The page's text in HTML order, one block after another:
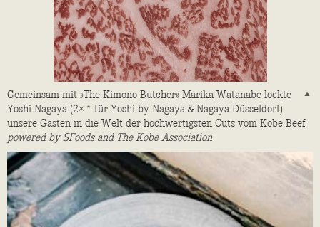
Gemeinsam mit »The Kimono Butcher« Marika Watanabe lockte
Yoshi Nagaya (2× * für Yoshi by Nagaya & Nagaya Düsseldorf)
unsere Gästen in die Welt der hochwertigsten Cuts vom Kobe Beef
powered by SFoods and The Kobe Association